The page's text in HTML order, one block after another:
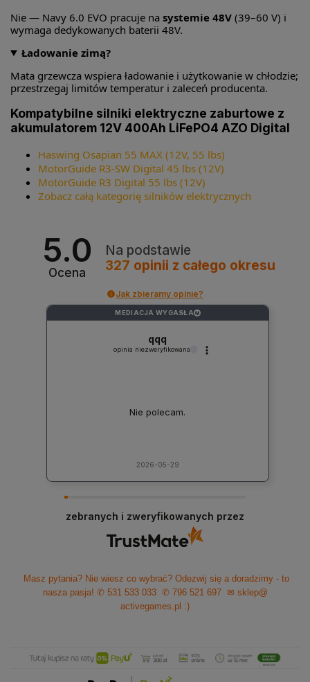
Nie — Navy 6.0 EVO pracuje na systemie 48V (39–60 V) i
wymaga dedykowanych baterii 48V.
Ładowanie zimą?
Mata grzewcza wspiera ładowanie i użytkowanie w chłodzie;
przestrzegaj limitów temperatur i zaleceń producenta.
Kompatybilne silniki elektryczne zaburtowe z
akumulatorem 12V 400Ah LiFePO4 AZO Digital
Haswing Osapian 55 MAX (12V, 55 lbs)
MotorGuide R3-SW Digital 45 lbs (12V)
MotorGuide R3 Digital 55 lbs (12V)
Zobacz całą kategorię silników elektrycznych
5.0
Ocena
Na podstawie
327 opinii z całego okresu
Jak zbieramy opinie?
MEDIACJA WYGASŁA ?
qqq
opinia niezweryfikowana
Nie polecam.
2026-05-29
zebranych i zweryfikowanych przez
Masz pytania? Nie wiesz co wybrać? Odezwij się a doradzimy - to
nasza pasja! ✆ 531 533 033 ✆ 796 521 697
✉ sklep@
activegames.pl :)